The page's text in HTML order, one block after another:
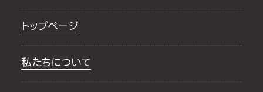
トップページ
私たちについて